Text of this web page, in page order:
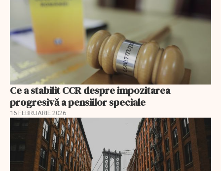
Ce a stabilit CCR despre impozitarea
progresivă a pensiilor speciale
16 FEBRUARIE 2026